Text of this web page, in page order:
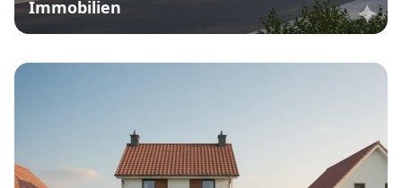
Kostenlose Immobilienbewertung